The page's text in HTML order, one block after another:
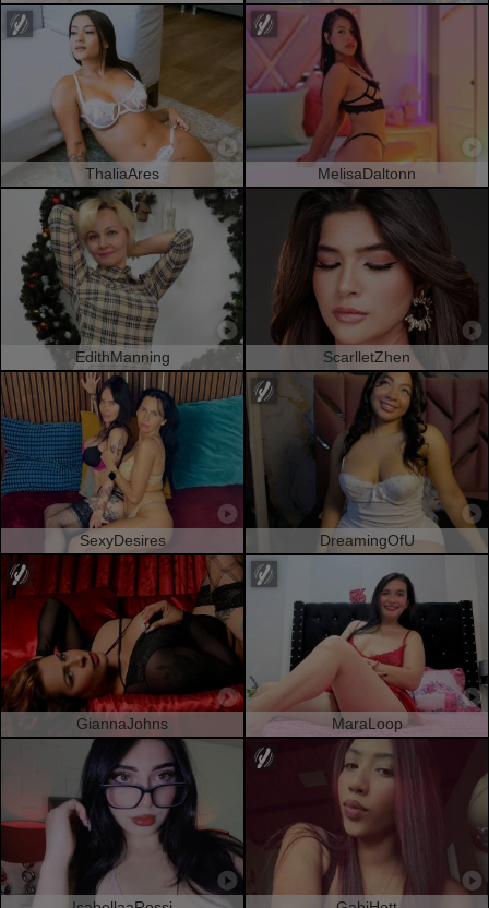
ThaliaAres MelisaDaltonn
EdithManning ScarlletZhen
SexyDesires DreamingOfU
GiannaJohns MaraLoop